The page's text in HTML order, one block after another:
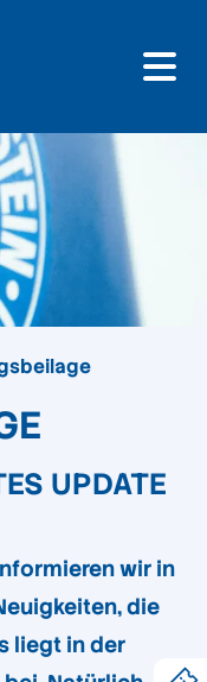
UPDATE F
wir in
die
liegt in der